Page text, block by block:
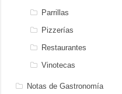
Parrillas
Pizzerías
Restaurantes
Vinotecas
Notas de Gastronomía